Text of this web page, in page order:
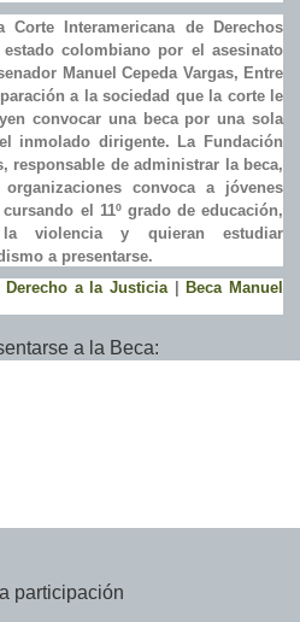
Interamericana de Derechos
colombiano por el asesinato
Manuel Cepeda Vargas, Entre
a la sociedad que la corte le
convocar una beca por una sola
inmolado dirigente. La Fundación
responsable de administrar la beca,
convoca a jóvenes
el 11º grado de educación,
violencia y quieran estudiar
a presentarse.
Derecho a la Justicia|
Beca Manuel
a la Beca:
participación